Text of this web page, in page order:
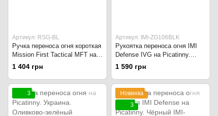
Артикул: RSG-BL
Ручка переноса огня короткая
Mission First Tactical MFT на
Picatinny RSG-BL чёрный
1 404 грн
Артикул: IMI-ZG106BLK
Рукоятка переноса огня IMI
Defense IVG на Picatinny.
Чёрный
1 590 грн
3
Новинка
3